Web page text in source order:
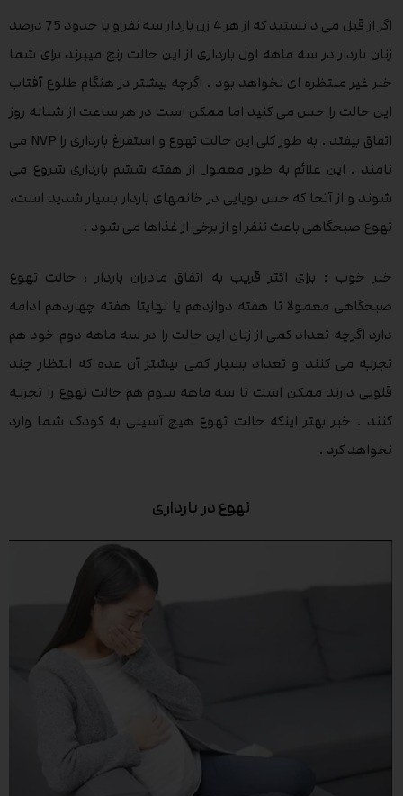
اگر از قبل می دانستید که از هر 4 زن باردار سه نفر و یا حدود 75 درصد
زنان باردار در سه ماهه اول بارداری از این حالت رنج میبرند برای شما
خبر غیر منتظره ای نخواهد بود . اگرچه بیشتر در هنگام طلوع آفتاب
این حالت را حس می کنید اما ممکن است در هر ساعت از شبانه روز
اتفاق بیفتد . به طور کلی این حالت تهوع و استفراغ بارداری را NVP می
نامند . این علائم به طور معمول از هفته ششم بارداری شروع می
شوند و از آنجا که حس بویایی در خانمهای باردار بسیار شدید است،
تهوع صبحگاهی باعث تنفر او از برخی از غذاها می شود .
خبر خوب : برای اکثر قریب به اتفاق مادران باردار ، حالت تهوع
صبحگاهی معمولا تا هفته دوازدهم یا نهایتا هفته چهاردهم ادامه
دارد اگرچه تعداد کمی از زنان این حالت را در سه ماهه دوم خود هم
تجربه می کنند و تعداد بسیار کمی بیشتر آن عده که انتظار چند
قلویی دارند ممکن است تا سه ماهه سوم هم حالت تهوع را تجربه
کنند . خبر بهتر اینکه حالت تهوع هیچ آسیبی به کودک شما وارد
نخواهد کرد .
تهوع در بارداری